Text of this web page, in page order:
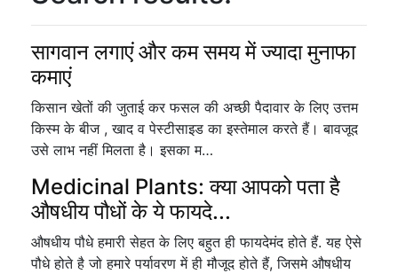
सागवान लगाएं और कम समय में ज्यादा मुनाफा
कमाएं
किसान खेतों की जुताई कर फसल की अच्छी पैदावार के लिए उत्तम
किस्म के बीज , खाद व पेस्टीसाइड का इस्तेमाल करते हैं। बावजूद
उसे लाभ नहीं मिलता है। इसका म…
Medicinal Plants: क्या आपको पता है
औषधीय पौधों के ये फायदे...
औषधीय पौधे हमारी सेहत के लिए बहुत ही फायदेमंद होते हैं. यह ऐसे
पौधे होते है जो हमारे पर्यावरण में ही मौजूद होते हैं, जिसमे औषधीय